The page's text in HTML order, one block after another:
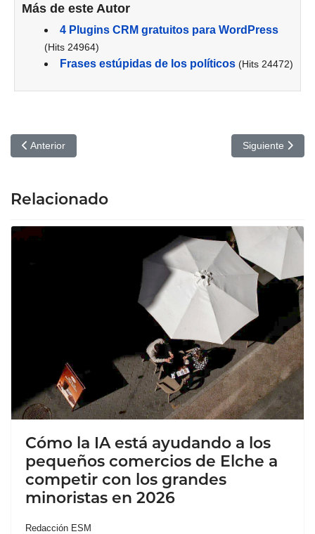
Más de este Autor
4 Plugins CRM gratuitos para WordPress
(Hits 24964)
Frases estúpidas de los políticos (Hits 24472)
Artículo anterior: Explorando las Riquezas de África: Una
Anterior Artículo
Siguiente
Relacionado
Cómo la IA está ayudando a los
pequeños comercios de Elche a
competir con los grandes
minoristas en 2026
Redacción ESM